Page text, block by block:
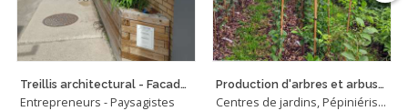
Treillis architectural - Facade végétalisée
Entrepreneurs - Paysagistes
Production d'arbres et arbustes à racines nues
Centres de jardins, Pépiniéristes